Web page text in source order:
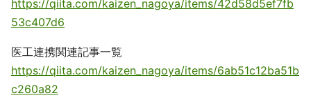
https://qiita.com/kaizen_nagoya/items/42d58d5ef7fb
53c407d6
医工連携関連記事一覧
https://qiita.com/kaizen_nagoya/items/6ab51c12ba51b
c260a82